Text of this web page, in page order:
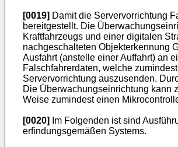
[0019] Damit die Servervorrichtung
bereitgestellt. Die
Kraftfahrzeugs und einer digitalen
nachgeschalteten Objekterkennung
Ausfahrt (anstelle einer Auffahrt) an
Falschfahrerdaten, welche
Servervorrichtung auszusenden.
Die Überwachungseinrichtung kann
Weise zumindest einen
[0020]
Im Folgenden ist sind
erfindungsgemäßen Systems.